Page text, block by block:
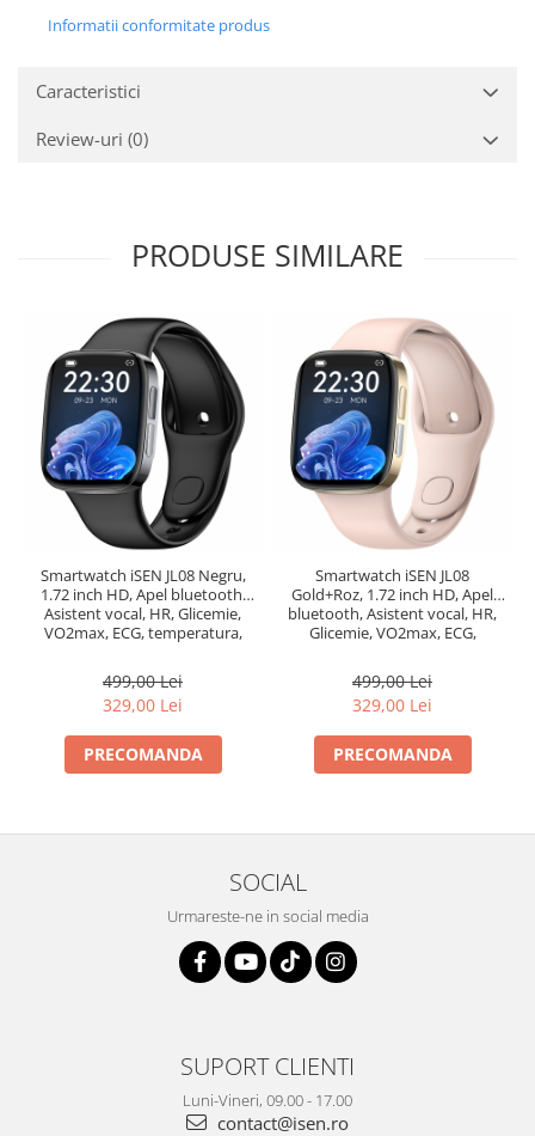
Informatii conformitate produs
Caracteristici
Review-uri (0)
PRODUSE SIMILARE
Smartwatch iSEN JL08 Negru,
1.72 inch HD, Apel bluetooth,
Asistent vocal, HR, Glicemie,
VO2max, ECG, temperatura,
499,00 Lei
329,00 Lei
PRECOMANDA
Smartwatch iSEN JL08
Gold+Roz, 1.72 inch HD, Apel
bluetooth, Asistent vocal, HR,
Glicemie, VO2max, ECG,
270mAh
499,00 Lei
329,00 Lei
PRECOMANDA
SOCIAL
Urmareste-ne in social media
SUPORT CLIENTI
Luni-Vineri, 09.00 - 17.00
contact@isen.ro